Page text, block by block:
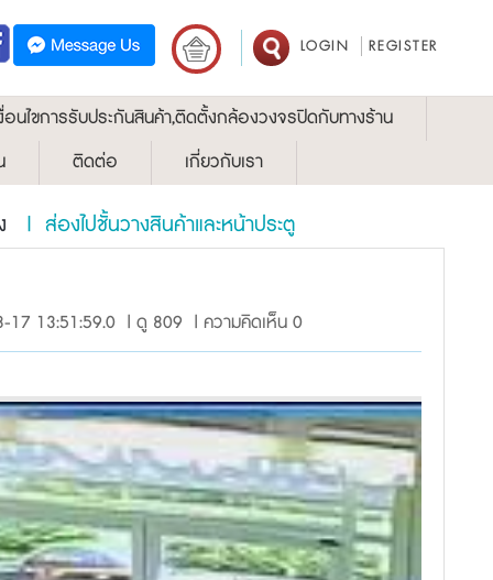
LOGIN REGISTER
อนไขการรับประกันสินค้า,ติดตั้งกล้องวงจรปิดกับทางร้าน
ติดต่อ เกี่ยวกับเรา
| ส่องไปชั้นวางสินค้าและหน้าประตู
13:51:59.0 | ดู 809 | ความคิดเห็น 0